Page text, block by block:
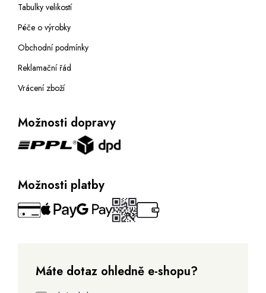
Tabulky velikostí
Péče o výrobky
Obchodní podmínky
Reklamační řád
Vrácení zboží
Možnosti dopravy
Možnosti platby
Máte dotaz ohledně e-shopu?